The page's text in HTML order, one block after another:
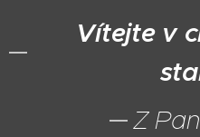
Vítejte v
Z